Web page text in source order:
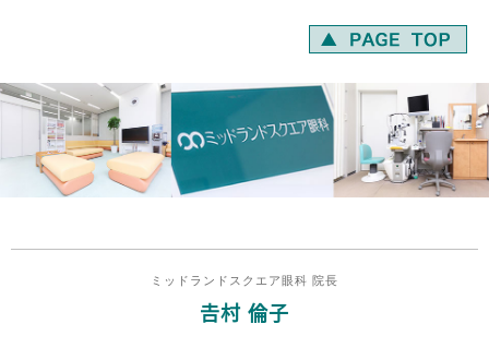
ミッドランドスクエア眼科 院長
𠮷村 倫子